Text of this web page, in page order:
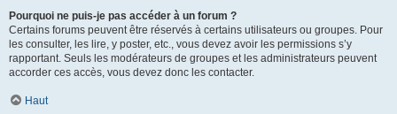
Pourquoi ne puis-je pas accéder à un forum ?
Certains forums peuvent être réservés à certains utilisateurs ou groupes. Pour
les consulter, les lire, y poster, etc., vous devez avoir les permissions s’y
rapportant. Seuls les modérateurs de groupes et les administrateurs peuvent
accorder ces accès, vous devez donc les contacter.
Haut